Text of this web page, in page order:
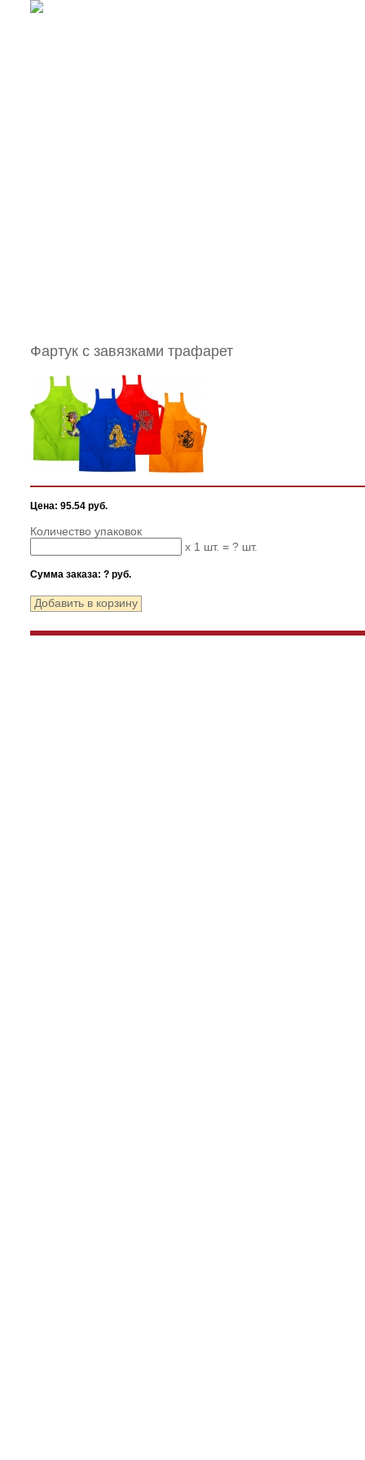
Фартук с завязками трафарет
Цена: 95.54 руб.
Количество упаковок
x 1 шт. = ? шт.
Сумма заказа: ? руб.